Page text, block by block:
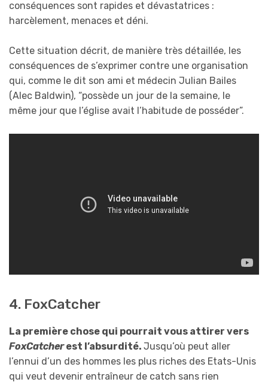
conséquences sont rapides et dévastatrices :
harcèlement, menaces et déni.
Cette situation décrit, de manière très détaillée, les
conséquences de s’exprimer contre une organisation
qui, comme le dit son ami et médecin Julian Bailes
(Alec Baldwin), “possède un jour de la semaine, le
même jour que l’église avait l’habitude de posséder”.
4. FoxCatcher
La première chose qui pourrait vous attirer vers
FoxCatcherest l’absurdité. Jusqu’où peut aller
l’ennui d’un des hommes les plus riches des Etats-Unis
qui veut devenir entraîneur de catch sans rien